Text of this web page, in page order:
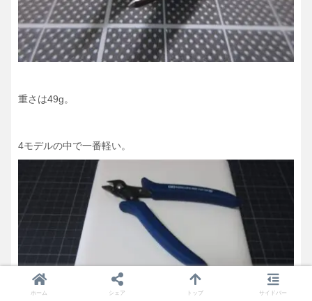
重さは49g。
4モデルの中で一番軽い。
ホーム シェア トップ サイドバー